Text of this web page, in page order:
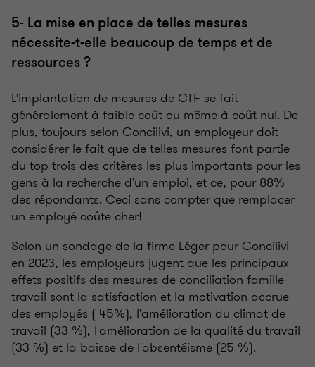
5- La mise en place de telles mesures
nécessite-t-elle beaucoup de temps et de
ressources ?
L'implantation de mesures de CTF se fait
généralement à faible coût ou même à coût nul. De
plus, toujours selon Concilivi, un employeur doit
considérer le fait que de telles mesures font partie
du top trois des critères les plus importants pour les
gens à la recherche d'un emploi, et ce, pour 88%
des répondants. Ceci sans compter que remplacer
un employé coûte cher!
Selon un sondage de la firme Léger pour Concilivi
en 2023, les employeurs jugent que les principaux
effets positifs des mesures de conciliation famille-
travail sont la satisfaction et la motivation accrue
des employés ( 45%), l'amélioration du climat de
travail (33 %), l'amélioration de la qualité du travail
(33 %) et la baisse de l'absentéisme (25 %).